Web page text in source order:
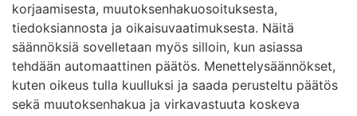
korjaamisesta, muutoksenhakuosoituksesta,
tiedoksiannosta ja oikaisuvaatimuksesta. Näitä
säännöksiä sovelletaan myös silloin, kun asiassa
tehdään automaattinen päätös. Menettelysäännökset,
kuten oikeus tulla kuulluksi ja saada perusteltu päätös
sekä muutoksenhakua ja virkavastuuta koskeva